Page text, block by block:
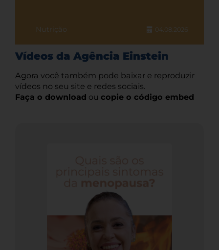
Nutrição 04.08.2026
Vídeos da Agência Einstein
Agora você também pode baixar e reproduzir
vídeos no seu site e redes sociais.
Faça o download ou copie o código embed